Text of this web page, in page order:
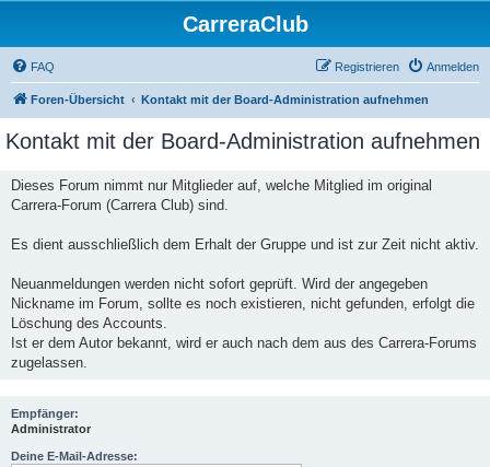
CarreraClub
FAQ Anmelden
Registrieren
Foren-Übersicht Kontakt mit der Board-Administration aufnehmen
Kontakt mit der Board-Administration aufnehmen
Dieses Forum nimmt nur Mitglieder auf, welche Mitglied im original
Carrera-Forum (Carrera Club) sind.
Es dient ausschließlich dem Erhalt der Gruppe und ist zur Zeit nicht aktiv.
Neuanmeldungen werden nicht sofort geprüft. Wird der angegeben
Nickname im Forum, sollte es noch existieren, nicht gefunden, erfolgt die
Löschung des Accounts.
Ist er dem Autor bekannt, wird er auch nach dem aus des Carrera-Forums
zugelassen.
Empfänger:
Administrator
Deine E-Mail-Adresse: